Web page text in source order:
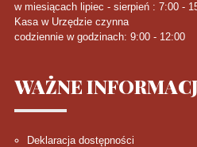
w miesiącach lipiec - sierpień : 7:00 -
Kasa w Urzędzie czynna
codziennie w godzinach: 9:00 - 12:00
WAŻNE
Deklaracja dostępności